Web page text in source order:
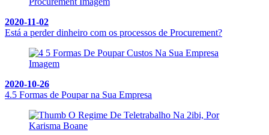
2020-11-02
Está a perder dinheiro com os processos de Procurement?
2020-10-26
4.5 Formas de Poupar na Sua Empresa